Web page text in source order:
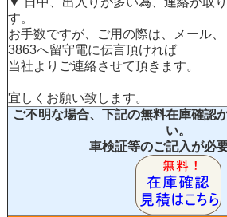
す。
お手数ですが、ご用の際は、メール
3863へ留守電に伝言頂ければ
当社よりご連絡させて頂きます。
宜しくお願い致します。
ご不明な場合、下記の無料在庫確認
い。
車検証等のご記入が必要